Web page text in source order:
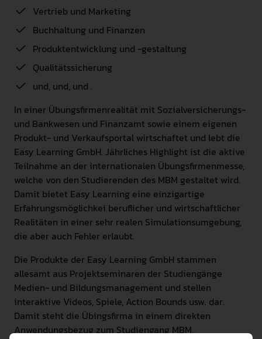
Vertrieb und Marketing
Buchhaltung und Finanzen
Produktentwicklung und -gestaltung
Qualitätssicherung
und, und, und .
In einer Übungsfirmenrealität mit Sozialversicherungs-
und Bankwesen und Finanzamt sowie einem eigenen
Produkt- und Verkaufsportal wirtschaftet und lebt die
Easy Learning GmbH. Jährliches Highlight ist die aktive
Teilnahme an der internationalen Übungsfirmenmesse,
welche von den Studierenden des MBM gestaltet wird.
Damit bietet Easy Learning eine einzigartige
Erfahrungsmöglichkei beruflicher und wirtschaftlicher
Realitäten in einer sehr realen Simulationsumgebung,
die aber auch Fehler erlaubt.
Die Produkte der Easy Learning GmbH stammen
allesamt aus Projektseminaren der Studiengänge
Medien- und Bildungsmanagement und stellen
interaktive Videos, Spiele, Action Bounds usw. dar.
Damit steht die Übingsfirma in einem direkten
Anwendungsbezug zum Studiengang MBM.